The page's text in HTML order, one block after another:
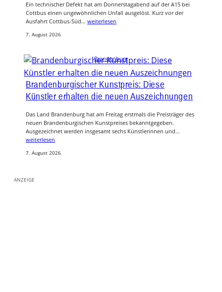
Ein technischer Defekt hat am Donnerstagabend auf der A15 bei
Cottbus einen ungewöhnlichen Unfall ausgelöst. Kurz vor der
Ausfahrt Cottbus-Süd… weiterlesen
7. August 2026
Brandenburg
Brandenburgischer Kunstpreis: Diese
Künstler erhalten die neuen Auszeichnungen
Das Land Brandenburg hat am Freitag erstmals die Preisträger des
neuen Brandenburgischen Kunstpreises bekanntgegeben.
Ausgezeichnet werden insgesamt sechs Künstlerinnen und…
weiterlesen
7. August 2026